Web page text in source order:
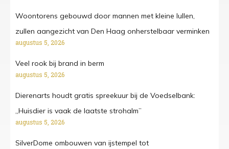
Woontorens gebouwd door mannen met kleine lullen,
zullen aangezicht van Den Haag onherstelbaar verminken
augustus 5, 2026
Veel rook bij brand in berm
augustus 5, 2026
Dierenarts houdt gratis spreekuur bij de Voedselbank:
„Huisdier is vaak de laatste strohalm”
augustus 5, 2026
SilverDome ombouwen van ijstempel tot